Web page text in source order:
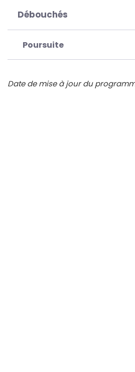
Débouchés
Poursuite
Date de mise à jour du